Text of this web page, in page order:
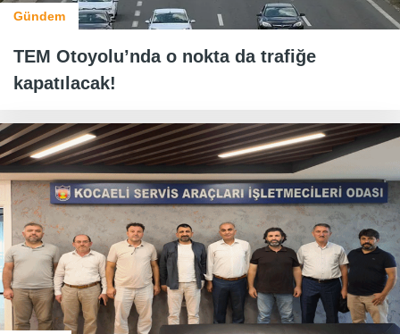
Gündem
TEM Otoyolu’nda o nokta da trafiğe
kapatılacak!